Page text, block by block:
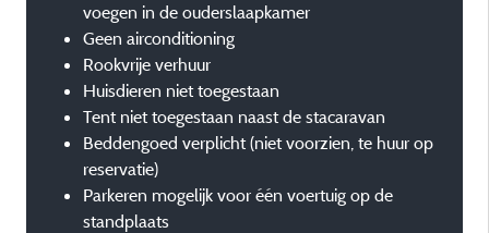
voegen in de ouderslaapkamer
Geen airconditioning
Rookvrije verhuur
Huisdieren niet toegestaan
Tent niet toegestaan naast de stacaravan
Beddengoed verplicht (niet voorzien, te huur op
reservatie)
Parkeren mogelijk voor één voertuig op de
standplaats